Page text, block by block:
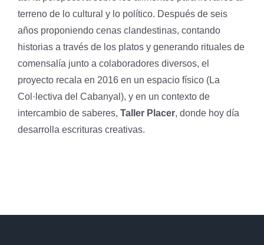
terreno de lo cultural y lo político. Después de seis
años proponiendo cenas clandestinas, contando
historias a través de los platos y generando rituales de
comensalía junto a colaboradores diversos, el
proyecto recala en 2016 en un espacio físico (La
Col·lectiva del Cabanyal), y en un contexto de
intercambio de saberes, Taller Placer, donde hoy día
desarrolla escrituras creativas.